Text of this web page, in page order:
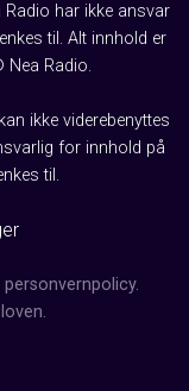
Radio har ikke ansvar
til. Alt innhold er
Nea Radio.
ikke viderebenyttes
for innhold på
til.